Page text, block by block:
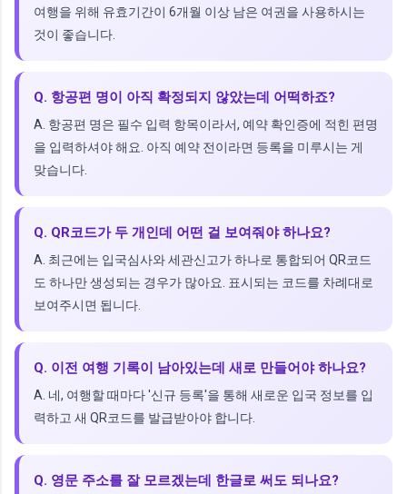
여행을 위해 유효기간이 6개월 이상 남은 여권을 사용하시는
것이 좋습니다.
Q. 항공편 명이 아직 확정되지 않았는데 어떡하죠?
A. 항공편 명은 필수 입력 항목이라서, 예약 확인증에 적힌 편명
을 입력하셔야 해요. 아직 예약 전이라면 등록을 미루시는 게
맞습니다.
Q. QR코드가 두 개인데 어떤 걸 보여줘야 하나요?
A. 최근에는 입국심사와 세관신고가 하나로 통합되어 QR코드
도 하나만 생성되는 경우가 많아요. 표시되는 코드를 차례대로
보여주시면 됩니다.
Q. 이전 여행 기록이 남아있는데 새로 만들어야 하나요?
A. 네, 여행할 때마다 '신규 등록'을 통해 새로운 입국 정보를 입
력하고 새 QR코드를 발급받아야 합니다.
Q. 영문 주소를 잘 모르겠는데 한글로 써도 되나요?